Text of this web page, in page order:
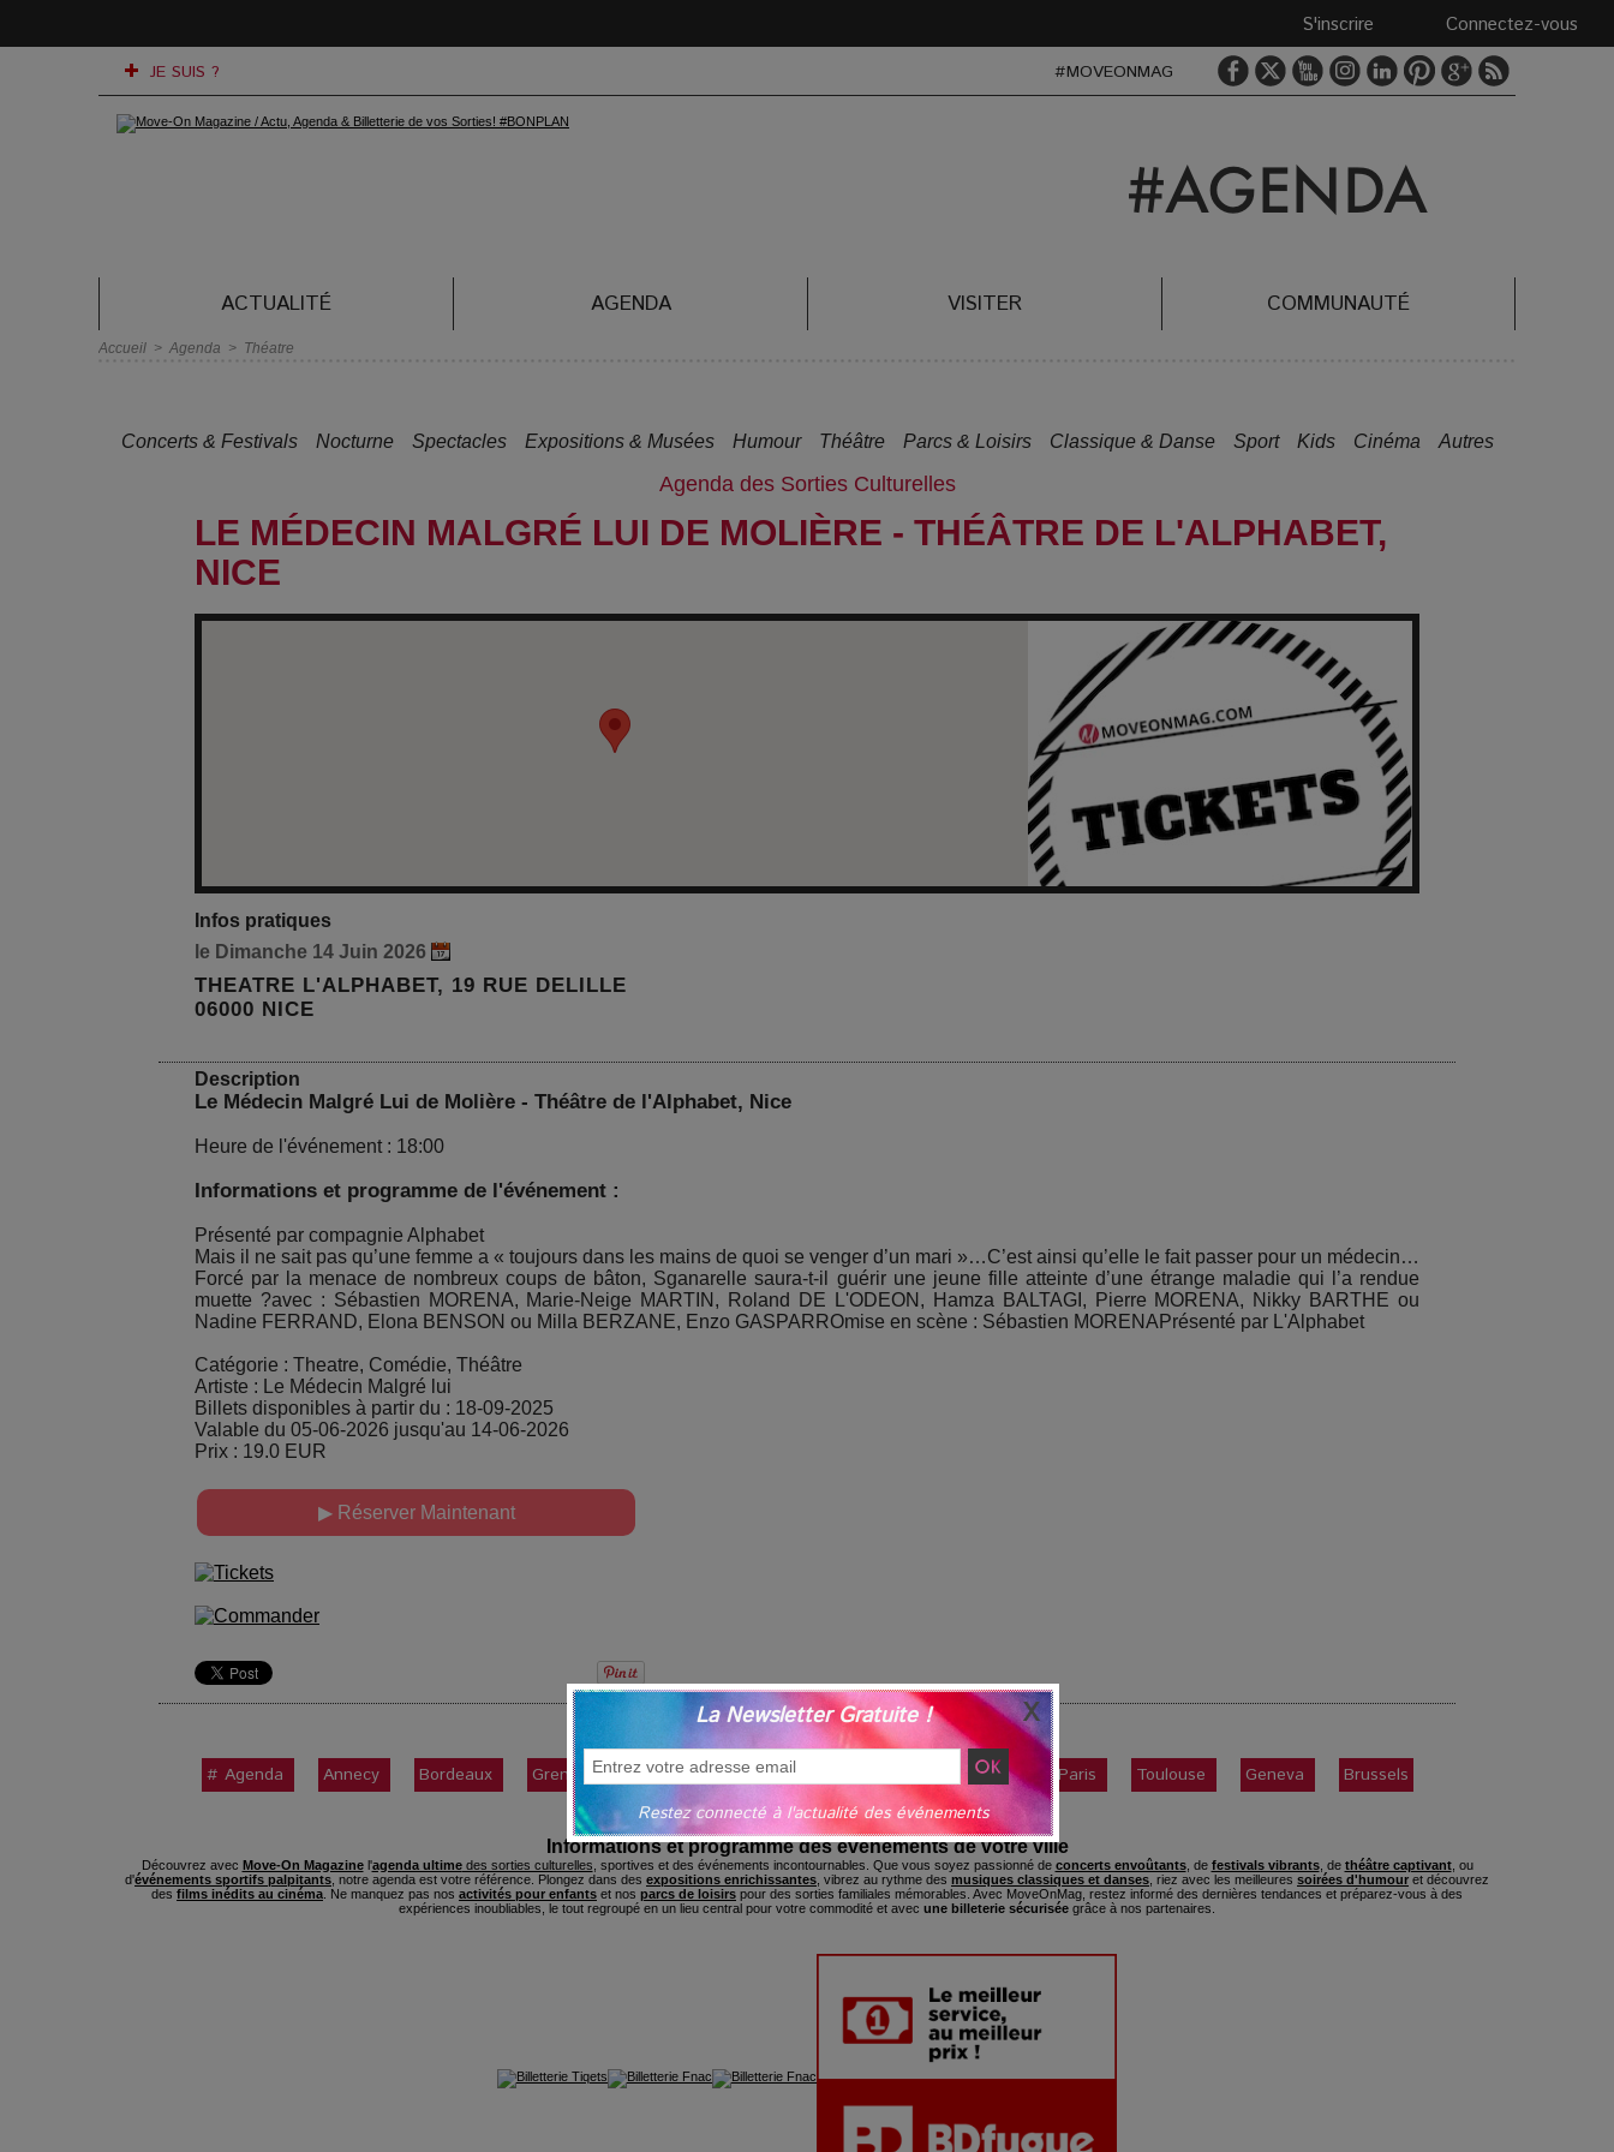
Connectez-vous
S'inscrire
JE SUIS ? #MOVEONMAG
ACTUALITÉ AGENDA VISITER COMMUNAUTÉ
Accueil > Agenda > Théatre
Concerts & Festivals Nocturne Spectacles Expositions & Musées Humour Théâtre Parcs & Loisirs Classique & Danse Sport Kids Cinéma Autres
Agenda des Sorties Culturelles
LE MÉDECIN MALGRÉ LUI DE MOLIÈRE - THÉÂTRE DE L'ALPHABET,
NICE
Infos pratiques
le Dimanche 14 Juin 2026
THEATRE L'ALPHABET, 19 RUE DELILLE
06000 NICE
Description
Le Médecin Malgré Lui de Molière - Théâtre de l'Alphabet, Nice
Heure de l'événement : 18:00
Informations et programme de l'événement :
Présenté par compagnie Alphabet
Mais il ne sait pas qu’une femme a « toujours dans les mains de quoi se venger d’un mari »…C’est ainsi qu’elle le fait passer pour un médecin…
Forcé par la menace de nombreux coups de bâton, Sganarelle saura-t-il guérir une jeune fille atteinte d’une étrange maladie qui l’a rendue
muette ?avec : Sébastien MORENA, Marie-Neige MARTIN, Roland DE L'ODEON, Hamza BALTAGI, Pierre MORENA, Nikky BARTHE ou
Nadine FERRAND, Elona BENSON ou Milla BERZANE, Enzo GASPARROmise en scène : Sébastien MORENAPrésenté par L'Alphabet
Catégorie : Theatre, Comédie, Théâtre
Artiste : Le Médecin Malgré lui
Billets disponibles à partir du : 18-09-2025
Valable du 05-06-2026 jusqu'au 14-06-2026
Prix : 19.0 EUR
▶ Réserver Maintenant
Théatre |Suivant »
# Agenda Annecy Bordeaux Grenoble Lille Lyon Marseille Nantes Paris Toulouse Geneva Brussels
Agenda des sorties
Informations et programme des événements de votre ville
Découvrez avec Move-On Magazinel'agenda ultimedes sorties culturelles , sportives et des événements incontournables. Que vous soyez passionné de concerts envoûtants, de festivals vibrants, de théâtre captivant, ou
d'événements sportifs palpitants , notre agenda est votre référence. Plongez dans des expositions enrichissantes , vibrez au rythme des musiques classiques et danses , riez avec les meilleures soirées d'humour et découvrez
des films inédits au cinéma . Ne manquez pas nos activités pour enfants et nos parcs de loisirs pour des sorties familiales mémorables. Avec MoveOnMag, restez informé des dernières tendances et préparez-vous à des
expériences inoubliables, le tout regroupé en un lieu central pour votre commodité et avec une billeterie sécurisée grâce à nos partenaires.
La Newsletter Gratuite !
Restez connecté à l'actualité des événements